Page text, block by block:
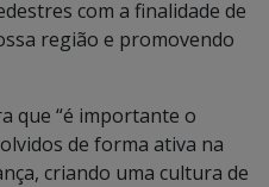
com a finalidade de
região e promovendo
que “é importante o
de forma ativa na
criando uma cultura de